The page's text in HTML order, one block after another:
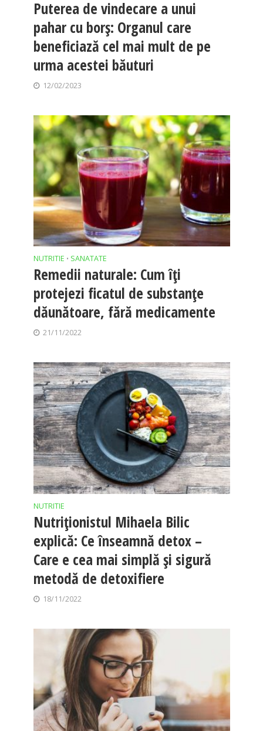
Puterea de vindecare a unui
pahar cu borș: Organul care
beneficiază cel mai mult de pe
urma acestei băuturi
12/02/2023
NUTRITIE • SANATATE
Remedii naturale: Cum îți
protejezi ficatul de substanțe
dăunătoare, fără medicamente
21/11/2022
NUTRITIE
Nutriționistul Mihaela Bilic
explică: Ce înseamnă detox –
Care e cea mai simplă și sigură
metodă de detoxifiere
18/11/2022